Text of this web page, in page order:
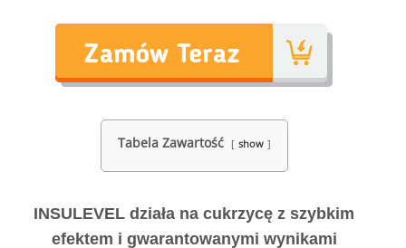
Tabela Zawartość show
INSULEVEL działa na cukrzycę z szybkim
efektem i gwarantowanymi wynikami